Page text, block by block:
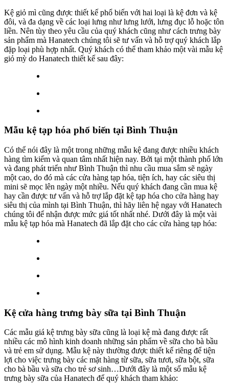
Kệ giỏ mì cũng được thiết kế phổ biến với hai loại là kệ đơn và kệ
đôi, và đa dạng về các loại lưng như lưng lưới, lưng đục lỗ hoặc tôn
liền. Nên tùy theo yêu cầu của quý khách cũng như cách trưng bày
sản phẩm mà Hanatech chúng tôi sẽ tư vấn và hỗ trợ quý khách lắp
đặp loại phù hợp nhất. Quý khách có thể tham khảo một vài mẫu kệ
giỏ mỳ do Hanatech thiết kế sau đây:
Mẫu kệ tạp hóa phổ biến tại Bình Thuận
Có thể nói đây là một trong những mẫu kệ đang được nhiều khách
hàng tìm kiếm và quan tâm nhất hiện nay. Bởi tại một thành phố lớn
và đang phát triển như Bình Thuận thì nhu cầu mua sắm sẽ ngày
một cao, do đó mà các cửa hàng tạp hóa, tiện ích, hay các siêu thị
mini sẽ mọc lên ngày một nhiều. Nếu quý khách đang cần mua kệ
hay cần được tư vấn và hỗ trợ lắp đặt kệ tạp hóa cho cửa hàng hay
siêu thị của mình tại Bình Thuận, thì hãy liên hệ ngay với Hanatech
chúng tôi để nhận được mức giá tốt nhất nhé. Dưới đây là một vài
mẫu kệ tạp hóa mà Hanatech đã lắp đặt cho các cửa hàng tạp hóa:
Kệ cửa hàng trưng bày sữa tại Bình Thuận
Các mẫu giá kệ trưng bày sữa cũng là loại kệ mà đang được rất
nhiều các mô hình kinh doanh những sản phẩm về sữa cho bà bầu
và trẻ em sử dụng. Mẫu kệ này thường được thiết kế riêng để tiện
lợi cho việc trưng bày các mặt hàng từ sữa, sữa tươi, sữa bột, sữa
cho bà bầu và sữa cho trẻ sơ sinh…Dưới đây là một số mẫu kệ
trưng bày sữa của Hanatech để quý khách tham khảo: